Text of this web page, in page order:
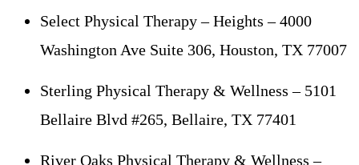
Select Physical Therapy – Heights – 4000
Washington Ave Suite 306, Houston, TX 77007
Sterling Physical Therapy & Wellness – 5101
Bellaire Blvd #265, Bellaire, TX 77401
River Oaks Physical Therapy & Wellness –